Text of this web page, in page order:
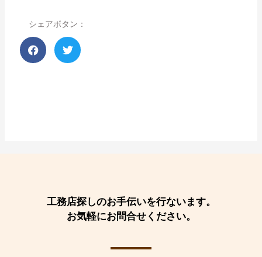
シェアボタン：
工務店探しのお手伝いを行ないます。
お気軽にお問合せください。